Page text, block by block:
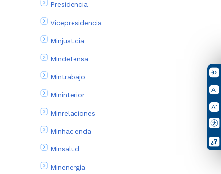
Presidencia
Vicepresidencia
Minjusticia
Mindefensa
Mintrabajo
Mininterior
Minrelaciones
Minhacienda
Minsalud
Minenergía